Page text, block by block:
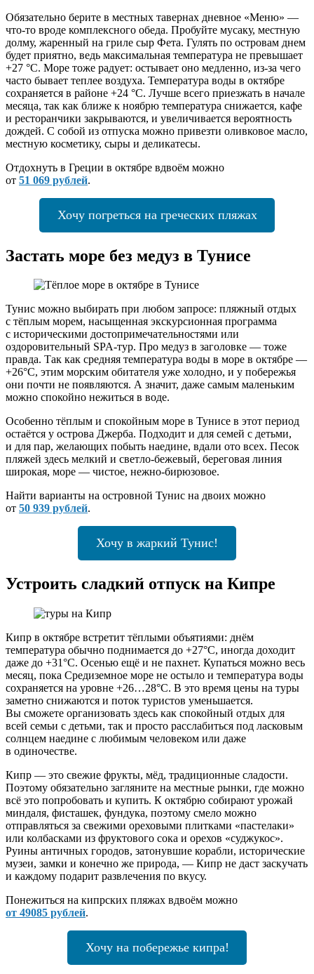
Обязательно берите в местных тавернах дневное «Меню» —
что-то вроде комплексного обеда. Пробуйте мусаку, местную
долму, жаренный на гриле сыр Фета. Гулять по островам днем
будет приятно, ведь максимальная температура не превышает
+27 °С. Море тоже радует: остывает оно медленно, из-за чего
часто бывает теплее воздуха. Температура воды в октябре
сохраняется в районе +24 °С. Лучше всего приезжать в начале
месяца, так как ближе к ноябрю температура снижается, кафе
и ресторанчики закрываются, и увеличивается вероятность
дождей. С собой из отпуска можно привезти оливковое масло,
местную косметику, сыры и деликатесы.
Отдохнуть в Греции в октябре вдвоём можно
от 51 069 рублей.
Хочу погреться на греческих пляжах
Застать море без медуз в Тунисе
Тунис можно выбирать при любом запросе: пляжный отдых
с тёплым морем, насыщенная экскурсионная программа
с историческими достопримечательностями или
оздоровительный SPA-тур. Про медуз в заголовке — тоже
правда. Так как средняя температура воды в море в октябре —
+26°C, этим морским обитателя уже холодно, и у побережья
они почти не появляются. А значит, даже самым маленьким
можно спокойно нежиться в воде.
Особенно тёплым и спокойным море в Тунисе в этот период
остаётся у острова Джерба. Подходит и для семей с детьми,
и для пар, желающих побыть наедине, вдали ото всех. Песок
пляжей здесь мелкий и светло-бежевый, береговая линия
широкая, море — чистое, нежно-бирюзовое.
Найти варианты на островной Тунис на двоих можно
от 50 939 рублей.
Хочу в жаркий Тунис!
Устроить сладкий отпуск на Кипре
Кипр в октябре встретит тёплыми объятиями: днём
температура обычно поднимается до +27°C, иногда доходит
даже до +31°C. Осенью ещё и не пахнет. Купаться можно весь
месяц, пока Средиземное море не остыло и температура воды
сохраняется на уровне +26…28°C. В это время цены на туры
заметно снижаются и поток туристов уменьшается.
Вы сможете организовать здесь как спокойный отдых для
всей семьи с детьми, так и просто расслабиться под ласковым
солнцем наедине с любимым человеком или даже
в одиночестве.
Кипр — это свежие фрукты, мёд, традиционные сладости.
Поэтому обязательно загляните на местные рынки, где можно
всё это попробовать и купить. К октябрю собирают урожай
миндаля, фисташек, фундука, поэтому смело можно
отправляться за свежими ореховыми плитками «пастелаки»
или колбасками из фруктового сока и орехов «суджукос».
Руины античных городов, затонувшие корабли, исторические
музеи, замки и конечно же природа, — Кипр не даст заскучать
и каждому подарит развлечения по вкусу.
Понежиться на кипрских пляжах вдвоём можно
от 49085 рублей.
Хочу на побережье кипра!